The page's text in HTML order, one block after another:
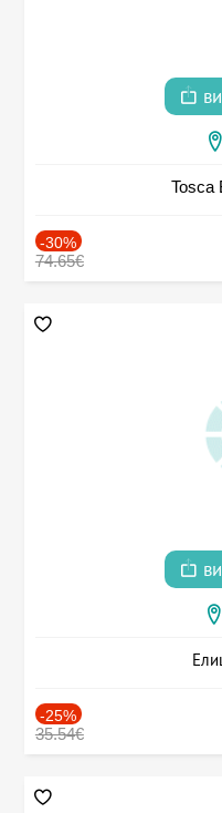
Tosca
-30%
74.65€
-25%
35.54€